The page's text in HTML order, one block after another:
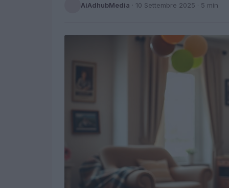
AiAdhubMedia · 10 Settembre 2025 · 5 min